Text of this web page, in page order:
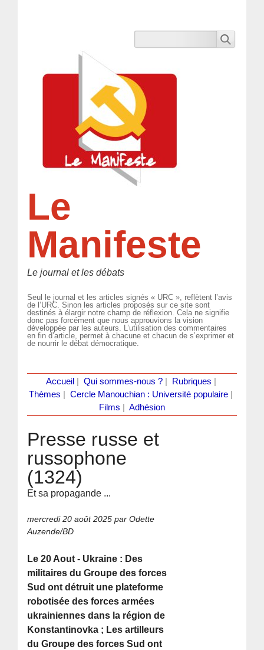
Le
Manifeste
Le journal et les débats
Seul le journal et les articles signés « URC », reflètent l’avis
de l’URC. Sinon les articles proposés sur ce site sont
destinés à élargir notre champ de réflexion. Cela ne signifie
donc pas forcément que nous approuvions la vision
développée par les auteurs. L’utilisation des commentaires
en fin d’article, permet à chacune et chacun de s’exprimer et
de nourrir le débat démocratique.
Accueil Qui sommes-nous ?| Rubriques
Thèmes
Cercle Manouchian : Université populaire
Films
Adhésion
Presse russe et
russophone
(1324)
Et sa propagande ...
mercredi 20 août 2025 par Odette
Auzende/BD
Le 20 Aout - Ukraine : Des
militaires du Groupe des forces
Sud ont détruit une plateforme
robotisée des forces armées
ukrainiennes dans la région de
Konstantinovka ; Les artilleurs
du Groupe des forces Sud ont